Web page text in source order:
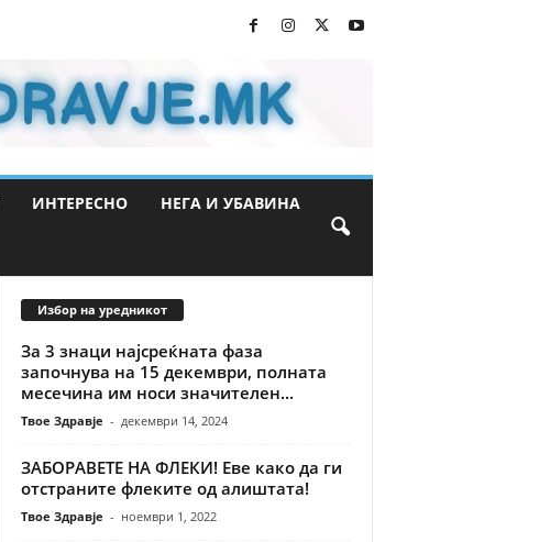
ИНТЕРЕСНО НЕГА И УБАВИНА
Избор на уредникот
За 3 знаци најсреќната фаза
започнува на 15 декември, полната
месечина им носи значителен...
Твое Здравје - декември 14, 2024
ЗАБОРАВЕТЕ НА ФЛЕКИ! Еве како да ги
отстраните флеките од алиштата!
Твое Здравје - ноември 1, 2022